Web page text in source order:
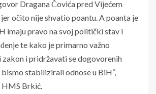
Dragana Čovića pred Vijećem
očito nije shvatio poantu. A poanta je
imaju pravo na svoj politički stav i
te kako je primarno važno
i pridržavati se dogovorenih
stabilizirali odnose u BiH“,
HMS Brkić.